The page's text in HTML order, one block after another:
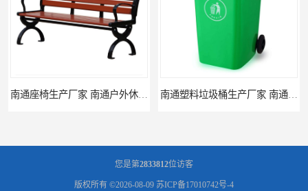
南通座椅生产厂家 南通户外休闲椅制品厂 南通公园座椅定制价格 南通塑料垃圾桶生产厂家 南通塑料分类垃圾桶定做 南通小区垃圾桶批发价格
您是第2833812位访客
版权所有 ©2026-08-09 苏ICP备17010742号-4